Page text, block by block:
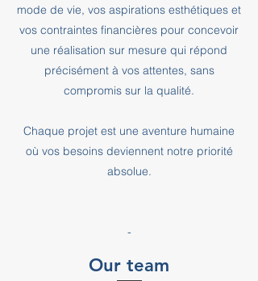
mode de vie, vos aspirations esthétiques et
vos contraintes financières pour concevoir
une réalisation sur mesure qui répond
précisément à vos attentes, sans
compromis sur la qualité.
Chaque projet est une aventure humaine
où vos besoins deviennent notre priorité
absolue.
-
Our team